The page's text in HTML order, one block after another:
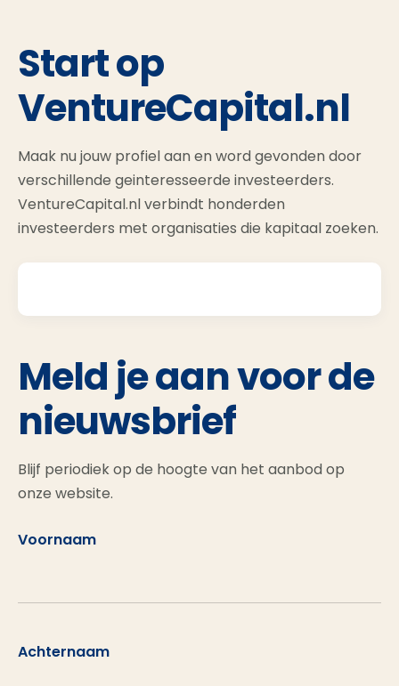
Start op
VentureCapital.nl
Maak nu jouw profiel aan en word gevonden door
verschillende geinteresseerde investeerders.
VentureCapital.nl verbindt honderden
investeerders met organisaties die kapitaal zoeken.
Meld je aan voor de
nieuwsbrief
Blijf periodiek op de hoogte van het aanbod op
onze website.
Voornaam
Achternaam